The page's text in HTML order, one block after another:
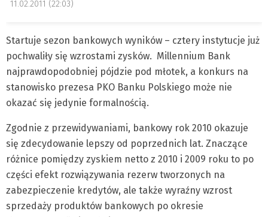
11.02.2011 (22:03)
Startuje sezon bankowych wyników – cztery instytucje już
pochwaliły się wzrostami zysków. Millennium Bank
najprawdopodobniej pójdzie pod młotek, a konkurs na
stanowisko prezesa PKO Banku Polskiego może nie
okazać się jedynie formalnością.
Zgodnie z przewidywaniami, bankowy rok 2010 okazuje
się zdecydowanie lepszy od poprzednich lat. Znaczące
różnice pomiędzy zyskiem netto z 2010 i 2009 roku to po
części efekt rozwiązywania rezerw tworzonych na
zabezpieczenie kredytów, ale także wyraźny wzrost
sprzedaży produktów bankowych po okresie